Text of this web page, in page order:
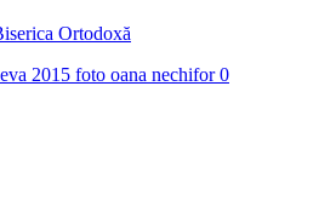
Ortodoxă